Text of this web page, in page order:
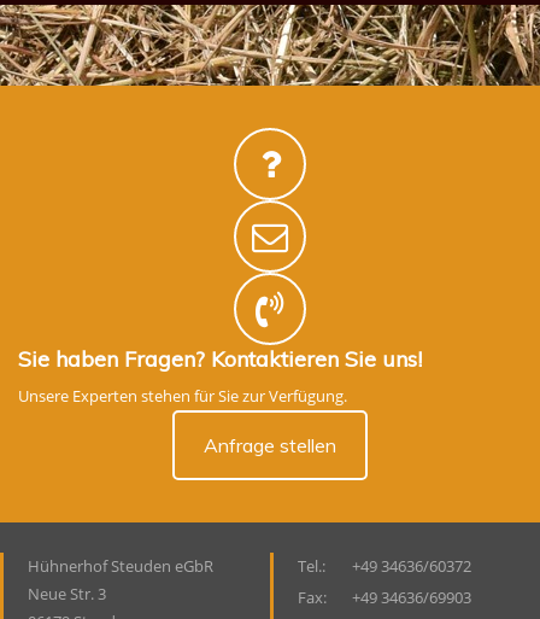
Sie haben Fragen? Kontaktieren Sie uns!
Unsere Experten stehen für Sie zur Verfügung.
Anfrage stellen
Hühnerhof Steuden eGbR
Neue Str. 3
Tel.:
+49 34636/60372
Fax:
+49 34636/69903